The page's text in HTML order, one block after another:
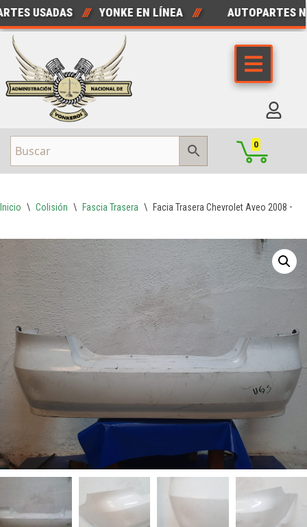
Saltar
al
contenido
USADAS /// YONKE EN LÍNEA /// AUTOPARTES
0
Inicio \ Colisión \ Fascia Trasera \ Facia Trasera Chevrolet Aveo 2008 –